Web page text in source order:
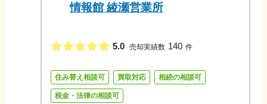
情報館 綾瀬営業所
5.0 売却実績数 140 件
住み替え相談可 買取対応 相続の相談可
税金・法律の相談可